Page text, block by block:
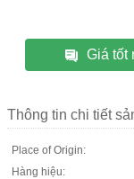
Giá tốt
Thông tin chi tiết
Place of Origin:
Hàng hiệu: